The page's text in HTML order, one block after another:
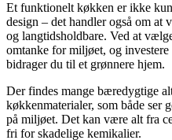
Et funktionelt køkken er ikke
design – det handler også om
og langtidsholdbare. Ved at
omtanke for miljøet, og
bidrager du til et grønnere hjem.
Der findes mange bæredygtige
køkkenmaterialer, som både ser
på miljøet. Det kan være alt fra
fri for skadelige kemikalier.